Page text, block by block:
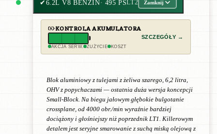
✔6.2L V8 BENZIN· 495 PSLT2 Zamknij
KONTROLA AKUMULATORA
AKCJA SERW. ZUŻYCIE KOSZT
SZCZEGÓŁY →
Blok aluminiowy z tulejami z żeliwa szarego, 6,2 litra,
OHV z popychaczami — ostatnia duża wersja koncepcji
Small-Block. Na biegu jałowym głębokie bulgotanie
crossplane, od 4000 obr./min wyraźnie bardziej
dociążony i głośniejszy niż poprzednik LT1. Killerowym
detalem jest seryjne smarowanie z suchą miską olejową z